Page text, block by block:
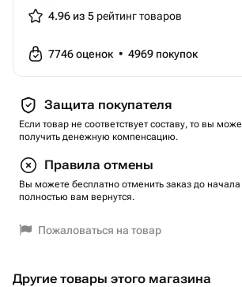
4.96 из 5 рейтинг товаров
7746оценок • 4969 покупок
Защита покупателя
Если товар не соответствует составу, то вы
получить денежную компенсацию.
Правила отмены
Вы можете бесплатно отменить заказ до начала
полностью вам вернутся.
Пожаловаться на товар
Другие товары этого магазина